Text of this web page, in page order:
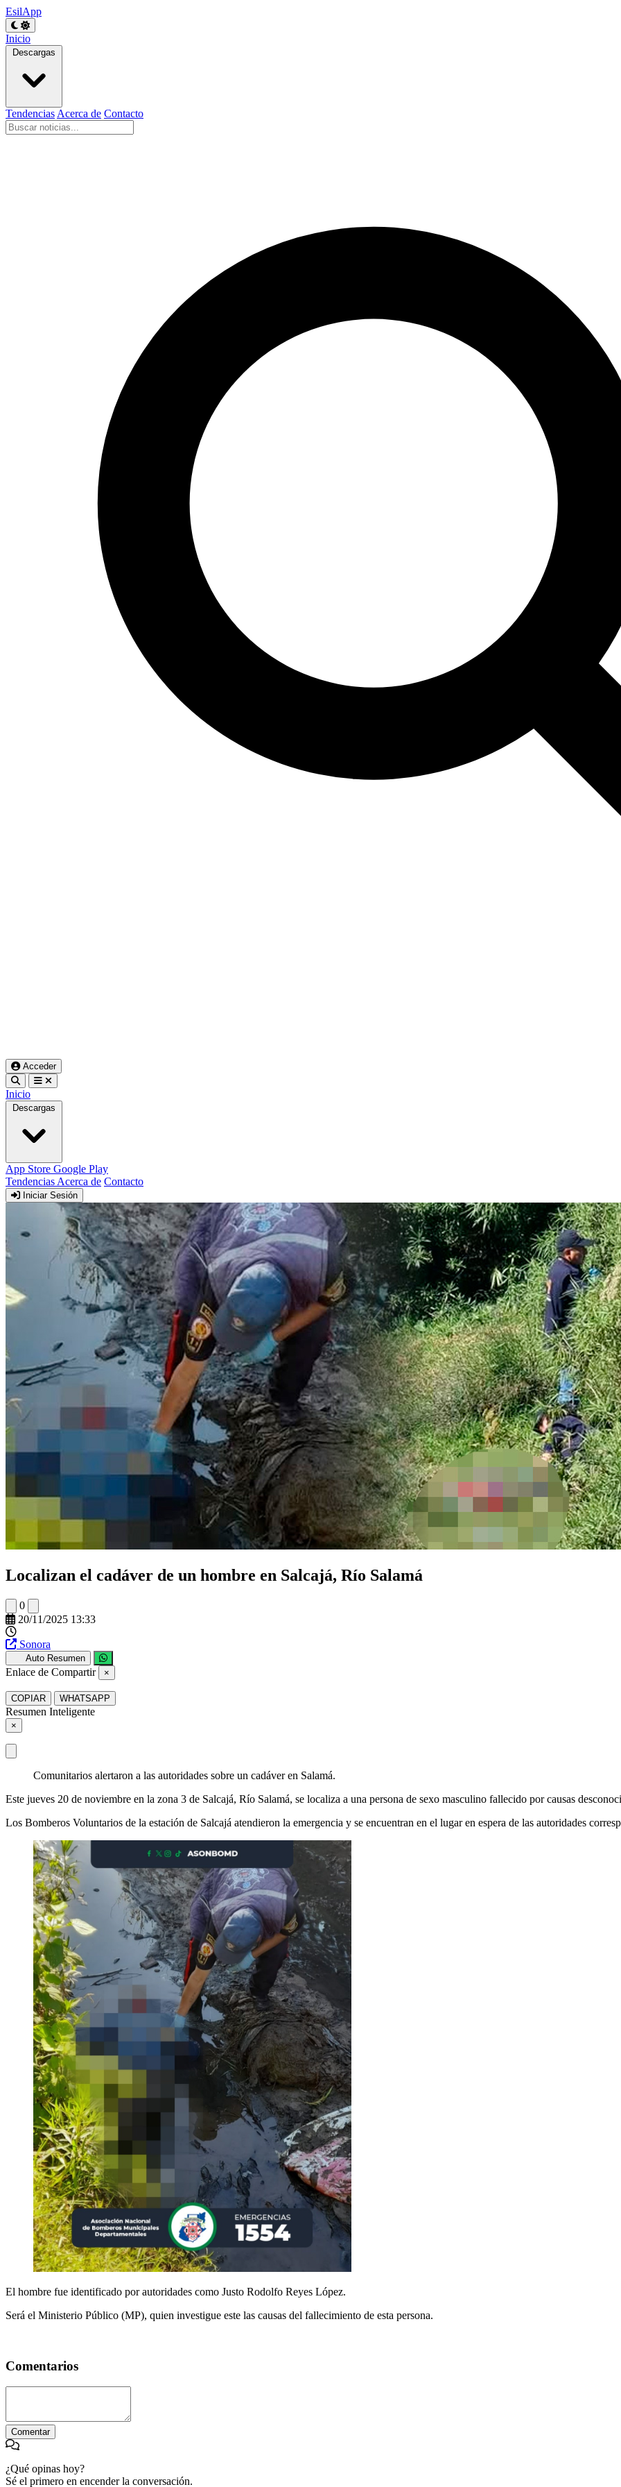
EsilApp
Inicio
Descargas
Tendencias Acerca de Contacto
Acceder
Inicio
Descargas
App Store Google Play
Tendencias Acerca de Contacto
Iniciar Sesión
Localizan el cadáver de un hombre en Salcajá, Río Salamá
0
20/11/2025 13:33
Sonora
Auto Resumen
Enlace de Compartir ×
COPIAR WHATSAPP
Resumen Inteligente
×
Comunitarios alertaron a las autoridades sobre un cadáver en Salamá.
Este jueves 20 de noviembre en la zona 3 de Salcajá, Río Salamá, se localiza a una persona de sexo masculino fallecido por causas
Los Bomberos Voluntarios de la estación de Salcajá atendieron la emergencia y se encuentran en el lugar en espera de las autoridades
El hombre fue identificado por autoridades como Justo Rodolfo Reyes López.
Será el Ministerio Público (MP), quien investigue este las causas del fallecimiento de esta persona.
Comentarios
Comentar
¿Qué opinas hoy?
Sé el primero en encender la conversación.